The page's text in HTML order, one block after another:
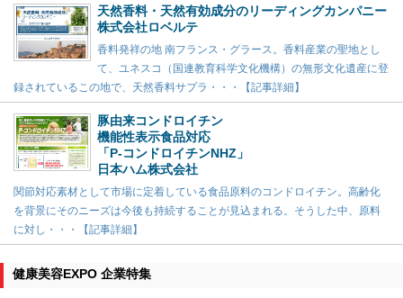
天然香料・天然有効成分のリーディングカンパニー
株式会社ロベルテ
香料発祥の地 南フランス・グラース。香料産業の聖地とし
て、ユネスコ（国連教育科学文化機構）の無形文化遺産に登
録されているこの地で、天然香料サプラ・・・【記事詳細】
豚由来コンドロイチン
機能性表示食品対応
「P-コンドロイチンNHZ」
日本ハム株式会社
関節対応素材として市場に定着している食品原料のコンドロイチン。高齢化
を背景にそのニーズは今後も持続することが見込まれる。そうした中、原料
に対し・・・【記事詳細】
健康美容EXPO 企業特集